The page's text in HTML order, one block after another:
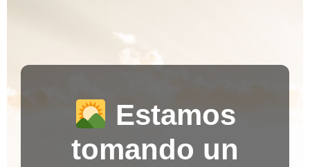
Estamos
tomando un